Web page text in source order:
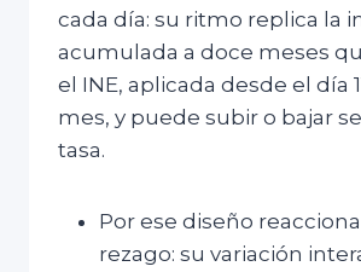
cada día: su ritmo replica la
acumulada a doce meses
el INE, aplicada desde el día
mes, y puede subir o bajar
tasa.
Por ese diseño
rezago: su variación